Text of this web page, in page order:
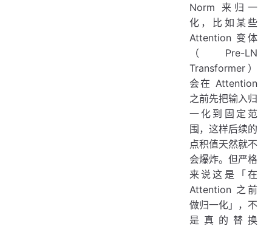
Norm 来归一
化，比如某些
Attention 变体
（Pre-LN
Transformer）
会在 Attention
之前先把输入归
一化到固定范
围，这样后续的
点积值天然就不
会爆炸。但严格
来说这是「在
Attention 之前
做归一化」，不
是真的替换